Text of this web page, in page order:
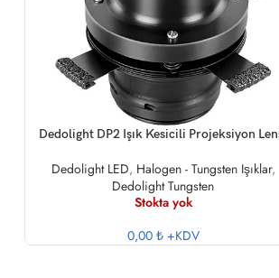
DEVAMINI OKU
Dedolight DP2 Işık Kesicili Projeksiyon
Dedolight LED, Halogen - Tungsten Işıklar,
Dedolight Tungsten
Stokta yok
0,00 ₺ +KDV